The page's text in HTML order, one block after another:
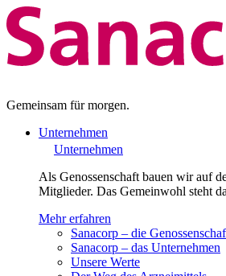
Gemeinsam für morgen.
Unternehmen
Unternehmen
Als Genossenschaft bauen wir auf
Mitglieder. Das Gemeinwohl steht
Mehr erfahren
Sanacorp – die
Sanacorp – das Unternehmen
Unsere Werte